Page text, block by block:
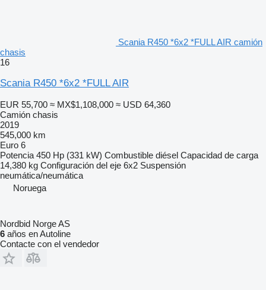
Scania R450 *6x2 *FULL AIR camión
chasis
16
Scania R450 *6x2 *FULL AIR
EUR 55,700 ≈ MX$1,108,000 ≈ USD 64,360
Camión chasis
2019
545,000 km
Euro 6
Potencia 450 Hp (331 kW) Combustible diésel Capacidad de carga
14,380 kg Configuración del eje 6x2 Suspensión
neumática/neumática
Noruega
Nordbid Norge AS
6 años en Autoline
Contacte con el vendedor